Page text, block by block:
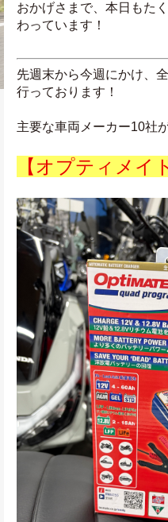
おかげさまで、本日もた
わっています！
先週末から今週にかけ、
行っております！
主要な車両メーカー10社
【オプティメイ